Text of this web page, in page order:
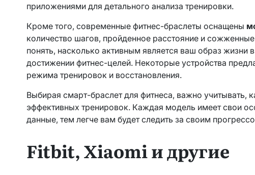
приложениями для детального анализа тренировки.
Кроме того, современные фитнес-браслеты оснащены
количество шагов, пройденное расстояние и
понять, насколько активным является ваш образ жизни
достижении фитнес-целей. Некоторые устройства
режима тренировок и восстановления.
Выбирая смарт-браслет для фитнеса, важно
эффективных тренировок. Каждая модель имеет свои
данные, тем легче вам будет следить за своим
Fitbit, Xiaomi и другие